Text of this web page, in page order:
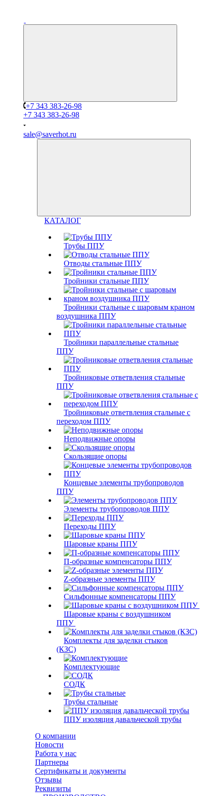
+7 343 383-26-98
+7 343 383-26-98
sale@saverhot.ru
КАТАЛОГ
Трубы ППУ
Отводы стальные ППУ
Тройники стальные ППУ
Тройники стальные с шаровым краном
воздушника ППУ
Тройники параллельные стальные
ППУ
Тройниковые ответвления стальные
ППУ
Тройниковые ответвления стальные с
переходом ППУ
Неподвижные опоры
Скользящие опоры
Концевые элементы трубопроводов
ППУ
Элементы трубопроводов ППУ
Переходы ППУ
Шаровые краны ППУ
П-образные компенсаторы ППУ
Z-образные элементы ППУ
Сильфонные компенсаторы ППУ
Шаровые краны с воздушником
ППУ
Комплекты для заделки стыков
(КЗС)
Комплектующие
СОДК
Трубы стальные
ППУ изоляция давальческой трубы
О компании
Новости
Работа у нас
Партнеры
Сертификаты и документы
Отзывы
Реквизиты